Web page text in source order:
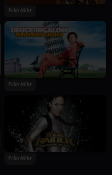
Från 49 kr
Från 49 kr
Från 49 kr